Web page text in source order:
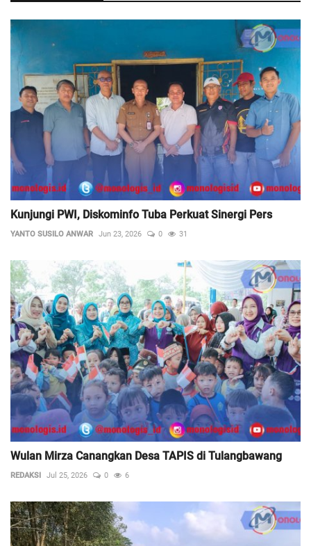
Kunjungi PWI, Diskominfo Tuba Perkuat Sinergi Pers
YANTO SUSILO ANWAR Jun 23, 2026 0 31
Wulan Mirza Canangkan Desa TAPIS di Tulangbawang
REDAKSI Jul 25, 2026 0 6